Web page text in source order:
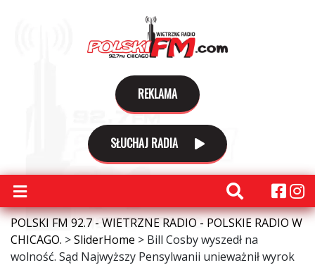
REKLAMA
SŁUCHAJ RADIA
POLSKI FM 92.7 - WIETRZNE RADIO - POLSKIE RADIO W
CHICAGO. >SliderHome > Bill Cosby wyszedł na
wolność. Sąd Najwyższy Pensylwanii unieważnił wyrok